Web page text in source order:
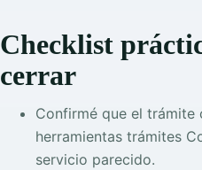
Checklist
cerrar
Confirmé que el trámite
herramientas trámites
servicio parecido.